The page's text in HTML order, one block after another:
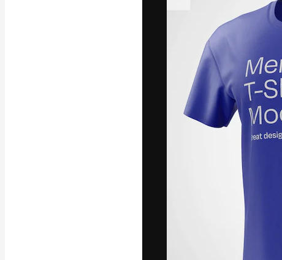
ваших лучших
подписчиков
предприятий,